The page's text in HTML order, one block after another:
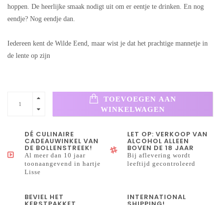
hoppen. De heerlijke smaak nodigt uit om er eentje te drinken. En nog
eendje? Nog eendje dan.
Iedereen kent de Wilde Eend, maar wist je dat het prachtige mannetje in
de lente op zijn
TOEVOEGEN AAN
WINKELWAGEN
DÉ CULINAIRE
CADEAUWINKEL VAN
DE BOLLENSTREEK!
Al meer dan 10 jaar
toonaangevend in hartje
Lisse
LET OP: VERKOOP VAN
ALCOHOL ALLEEN
BOVEN DE 18 JAAR
Bij aflevering wordt
leeftijd gecontroleerd
BEVIEL HET INTERNATIONAL